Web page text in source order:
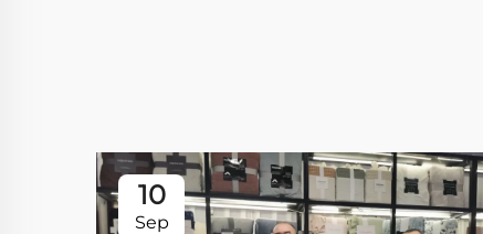
10
Sep